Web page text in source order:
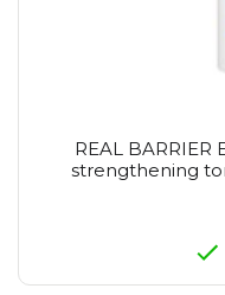
REAL BARRIER
strengthening